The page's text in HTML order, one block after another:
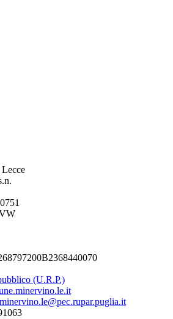
(U.R.P.)